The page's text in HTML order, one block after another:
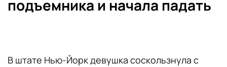
подъемника и начала падать
В штате Нью-Йорк девушка соскользнула с